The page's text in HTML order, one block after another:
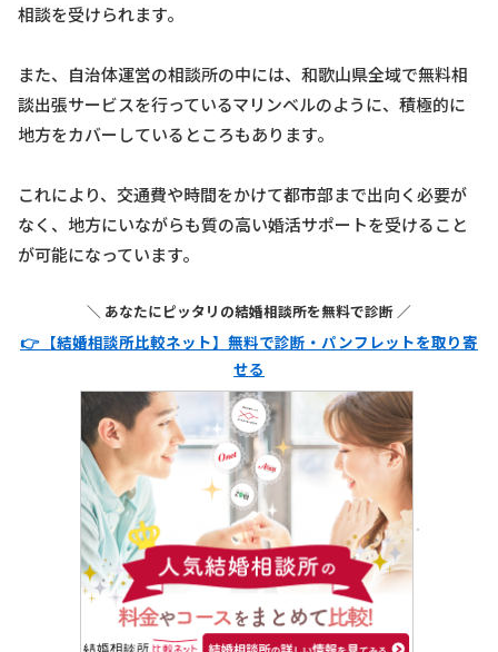
相談を受けられます。
また、自治体運営の相談所の中には、和歌山県全域で無料相
談出張サービスを行っているマリンベルのように、積極的に
地方をカバーしているところもあります。
これにより、交通費や時間をかけて都市部まで出向く必要が
なく、地方にいながらも質の高い婚活サポートを受けること
が可能になっています。
＼ あなたにピッタリの結婚相談所を無料で診断 ／
👉 【結婚相談所比較ネット】無料で診断・パンフレットを取り寄
せる